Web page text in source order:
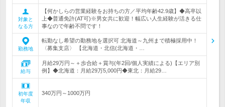
対象と
なる方
【何かしらの営業経験をお持ちの方／平均年齢42.9歳】◆高卒以
上◆普通免許(AT可)※男女共に歓迎！幅広い人生経験が活きる仕
事なので年齢不問です！
勤務地
転勤なし希望の勤務地を選択可 北海道～九州まで積極採用中！
〈募集支店〉 【北海道・北信(北海道・…
給与
月給29万円～＋歩合給＋賞与(年2回/個人実績による)【エリア別
例】◆北海道：月給29万5,000円◆東北：月給29…
初年度
年収
340万円～1000万円